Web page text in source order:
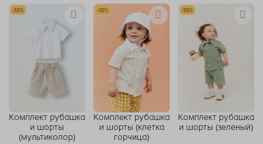
-10%
Комплект рубашка
и шорты
(мультиколор)
-10%
Комплект рубашка
и шорты (клетка
горчица)
-10%
Комплект рубашка
и шорты (зеленый)